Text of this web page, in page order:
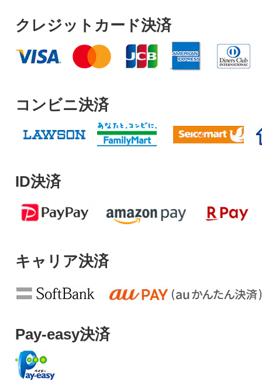
クレジットカード決済
コンビニ決済
ID決済
キャリア決済
Pay-easy決済